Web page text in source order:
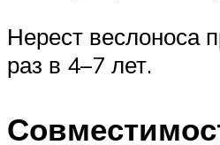
Нерест веслоноса
раз в 4–7 лет.